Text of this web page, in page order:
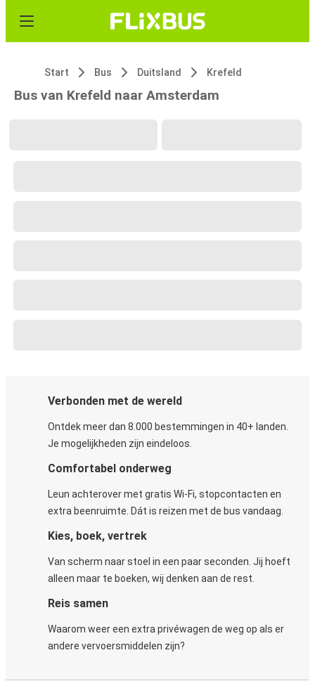
Start Bus Duitsland Krefeld
Bus van Krefeld naar Amsterdam
Verbonden met de wereld
Ontdek meer dan 8.000 bestemmingen in 40+ landen.
Je mogelijkheden zijn eindeloos.
Comfortabel onderweg
Leun achterover met gratis Wi-Fi, stopcontacten en
extra beenruimte. Dát is reizen met de bus vandaag.
Kies, boek, vertrek
Van scherm naar stoel in een paar seconden. Jij hoeft
alleen maar te boeken, wij denken aan de rest.
Reis samen
Waarom weer een extra privéwagen de weg op als er
andere vervoersmiddelen zijn?